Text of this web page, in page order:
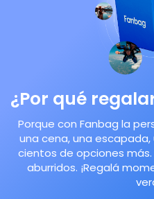
¿Por qué
Porque con Fanbag la
una cena, una
cientos de opciones
aburridos. ¡Regalá